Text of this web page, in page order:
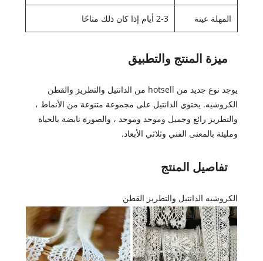
المهلة عينة 2-3 أيام إذا كان ذلك متاحًا
ميزة المنتج والتطبيق
يوجد نوع جديد من hotsell من الدانتيل والتطريز والقطن
الكروشيه. يحتوي الدانتيل على مجموعة متنوعة من الأنماط ،
والتطريز رائع وجميل وموحد وموحد ، والصورة نابضة بالحياة
ومليئة بالمعنى الفني وثلاثي الأبعاد.
تفاصيل المنتج
الكروشيه الدانتيل والتطريز القطن